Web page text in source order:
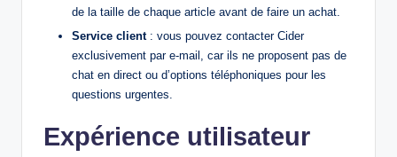
de la taille de chaque article avant de faire un achat.
Service client: vous pouvez contacter Cider
exclusivement par e-mail, car ils ne proposent pas de
chat en direct ou d’options téléphoniques pour les
questions urgentes.
Expérience utilisateur